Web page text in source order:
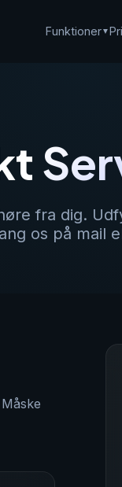
Funktioner▼
fra dig.
os på mail